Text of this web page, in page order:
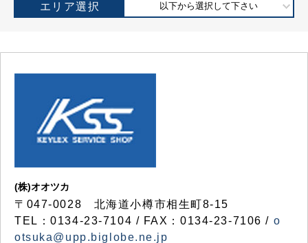
エリア選択 以下から選択して下さい
(株)オオツカ
〒047-0028 北海道小樽市相生町8-15
TEL：0134-23-7104 / FAX：0134-23-7106 / o
otsuka@upp.biglobe.ne.jp